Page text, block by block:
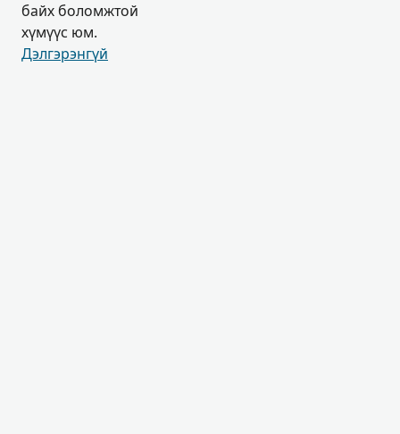
байх боломжтой
хүмүүс юм.
Дэлгэрэнгүй